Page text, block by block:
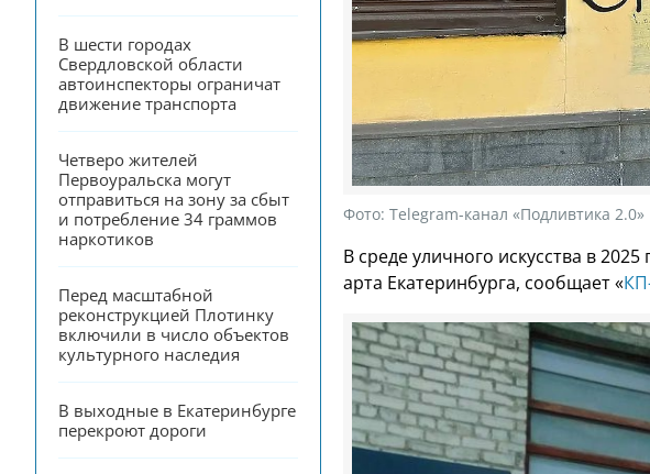
В шести городах
Свердловской области
автоинспекторы ограничат
движение транспорта
Четверо жителей
Первоуральска могут
отправиться на зону за сбыт
и потребление 34 граммов
наркотиков
Перед масштабной
реконструкцией Плотинку
включили в число объектов
культурного наследия
В выходные в Екатеринбурге
перекроют дороги
Фото: Telegram-канал «Подливтика 2.0»
В среде уличного искусства в
арта Екатеринбурга, сообщает «